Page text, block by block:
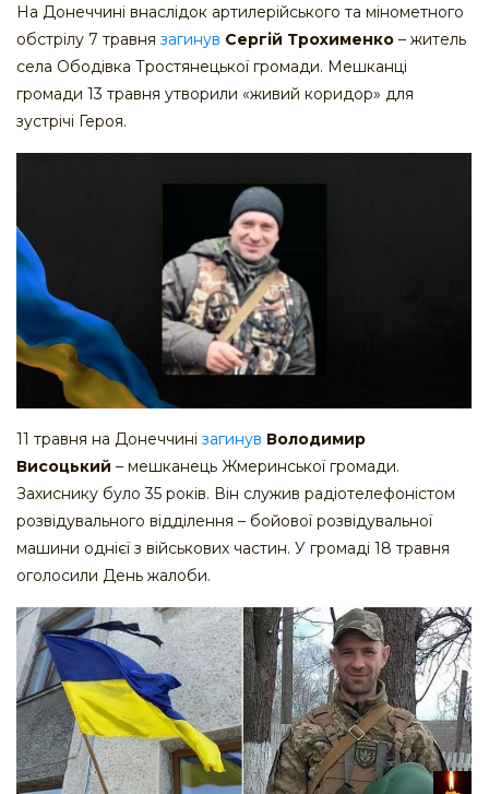
На Донеччині внаслідок артилерійського та мінометного
обстрілу 7 травня загинув Сергій Трохименко – житель
села Ободівка Тростянецької громади. Мешканці
громади 13 травня утворили «живий коридор» для
зустрічі Героя.
11 травня на Донеччині загинув Володимир
Висоцький – мешканець Жмеринської громади.
Захиснику було 35 років. Він служив радіотелефоністом
розвідувального відділення – бойової розвідувальної
машини однієї з військових частин. У громаді 18 травня
оголосили День жалоби.